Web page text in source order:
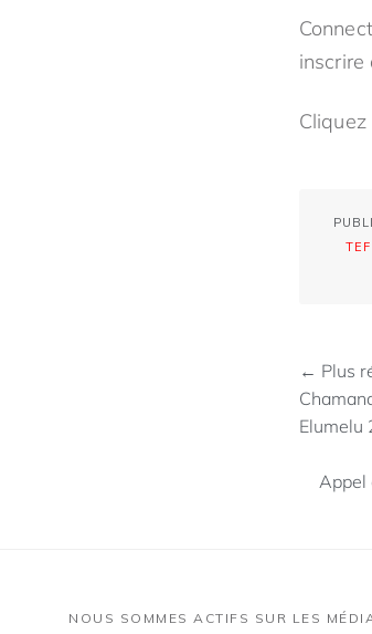
inscrire
← Plus
Elumelu
Appel
NOUS SOMMES ACTIFS SUR LES